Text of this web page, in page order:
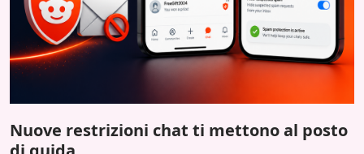
Nuove restrizioni chat ti mettono al posto